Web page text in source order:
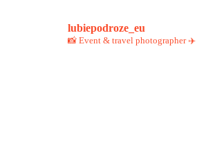
lubiepodroze_eu
📸 Event & travel photographer ✈️